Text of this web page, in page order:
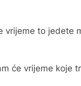
to jedete
će vrijeme koje